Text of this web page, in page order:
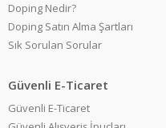
Doping Nedir?
Doping Satın Alma Şartları
Sık Sorulan Sorular
Güvenli E-Ticaret
Güvenli E-Ticaret